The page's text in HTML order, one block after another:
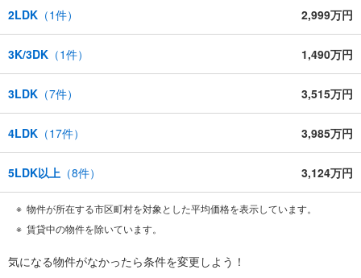
2LDK （1件） 2,999万円
3K/3DK （1件） 1,490万円
3LDK （7件） 3,515万円
4LDK （17件） 3,985万円
5LDK以上 （8件） 3,124万円
物件が所在する市区町村を対象とした平均価格を表示しています。
賃貸中の物件を除いています。
気になる物件がなかったら条件を変更しよう！